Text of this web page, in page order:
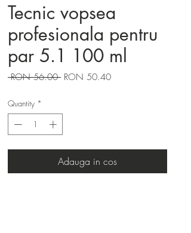
Tecnic vopsea
profesionala pentru
par 5.1 100 ml
RON 56.00 Regular
RON 50.40Sale
Quantity *
Adauga in cos